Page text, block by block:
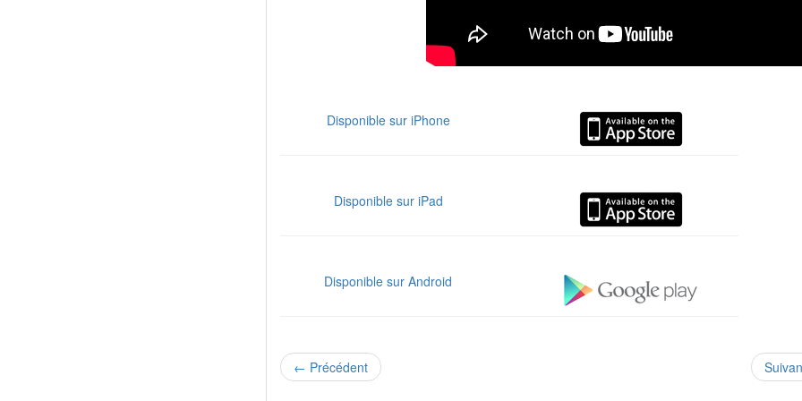
Disponible sur iPhone
Disponible sur iPad
Disponible sur Android
← Précédent